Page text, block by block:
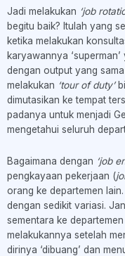
Jadi melakukan ‘job
begitu baik? Itulah yang
ketika melakukan
karyawannya
dengan output yang
melakukan ‘tour of duty’
dimutasikan ke tempat
padanya untuk menjadi
mengetahui seluruh
Bagaimana dengan ‘job
pengkayaan pekerjaan (
orang ke departemen
dengan sedikit variasi.
sementara ke
melakukannya setelah
dirinya ‘dibuang’ dan